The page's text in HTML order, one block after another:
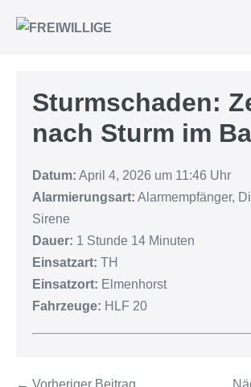
Sturmschaden:
nach Sturm im
Datum: April 4, 2026 um 11:46 Uhr
Alarmierungsart: Alarmempfänger,
Sirene
Dauer: 1 Stunde 14 Minuten
Einsatzart: TH
Einsatzort: Elmenhorst
Fahrzeuge: HLF 20